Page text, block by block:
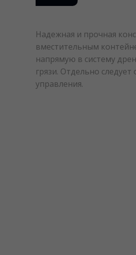
Надежная и прочная
вместительным
напрямую в систему
грязи. Отдельно
управления.